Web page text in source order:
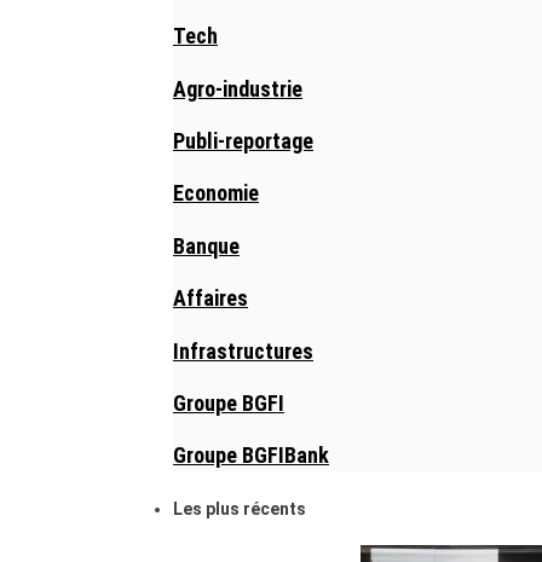
Tech
Agro-industrie
Publi-reportage
Economie
Banque
Affaires
Infrastructures
Groupe BGFI
Groupe BGFIBank
Les plus récents